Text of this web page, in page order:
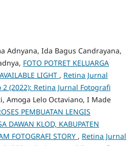
Adnyana, Ida Bagus Candrayana,
FOTO POTRET KELUARGA
LIGHT , Retina Jurnal
2 (2022): Retina Jurnal Fotografi
Amoga Lelo Octaviano, I Made
PEMBUATAN LENGIS
DAWAN KLOD, KABUPATEN
FOTOGRAFI STORY , Retina Jurnal